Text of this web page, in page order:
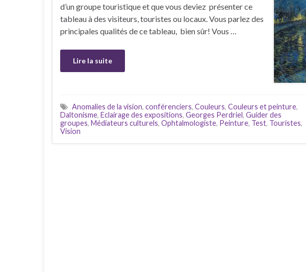
d’un groupe touristique et que vous deviez présenter ce
tableau à des visiteurs, touristes ou locaux. Vous parlez des
principales qualités de ce tableau, bien sûr! Vous …
Lire la suite
Anomalies de la vision, conférenciers, Couleurs, Couleurs et peinture,
Daltonisme, Eclairage des expositions, Georges Perdriel, Guider des
groupes, Médiateurs culturels, Ophtalmologiste, Peinture, Test, Touristes,
Vision